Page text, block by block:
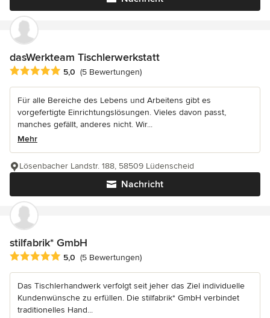
dasWerkteam Tischlerwerkstatt
Durchschnittliche Bewertung: 5 von 5 Sternen
5,0 (5 Bewertungen)
Für alle Bereiche des Lebens und Arbeitens gibt es
vorgefertigte Einrichtungslösungen. Vieles davon passt,
manches gefällt, anderes nicht. Wir...
Mehr
Nachricht
Lösenbacher Landstr. 188, 58509 Lüdenscheid
stilfabrik* GmbH
Durchschnittliche Bewertung: 5 von 5 Sternen
5,0 (5 Bewertungen)
Das Tischlerhandwerk verfolgt seit jeher das Ziel individuelle
Kundenwünsche zu erfüllen. Die stilfabrik* GmbH verbindet
traditionelles Hand...